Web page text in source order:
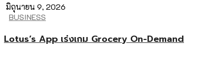
มิถุนายน 9, 2026
BUSINESS
Lotus’s App เร่งเกม Grocery On-Demand